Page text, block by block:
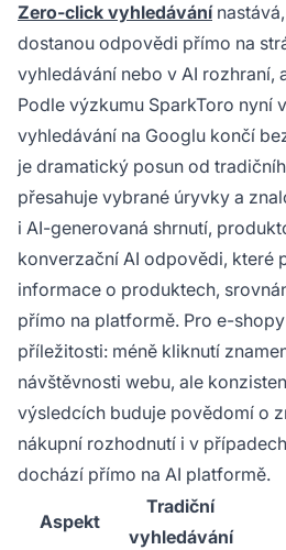
Zero-click vyhledávání
dostanou odpovědi přímo na
vyhledávání nebo v AI rozhraní,
Podle výzkumu SparkToro nyní
vyhledávání na Googlu končí
je dramatický posun od
přesahuje vybrané úryvky a
i AI-generovaná shrnutí,
konverzační AI odpovědi, které
informace o produktech,
přímo na platformě. Pro e-
příležitosti: méně kliknutí
návštěvnosti webu, ale
výsledcích buduje povědomí o
nákupní rozhodnutí i v
dochází přímo na AI platformě.
Aspekt
Tradiční
vyhledávání